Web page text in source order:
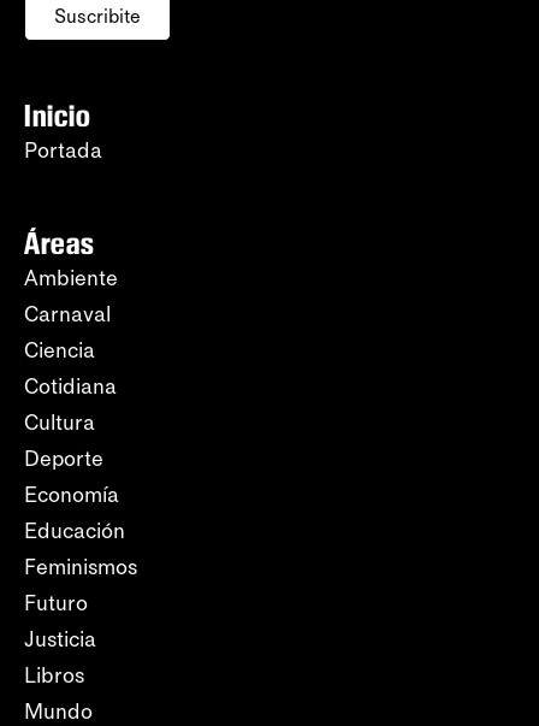
Suscribite
Inicio
Portada
Áreas
Ambiente
Carnaval
Ciencia
Cotidiana
Cultura
Deporte
Economía
Educación
Feminismos
Futuro
Justicia
Libros
Mundo